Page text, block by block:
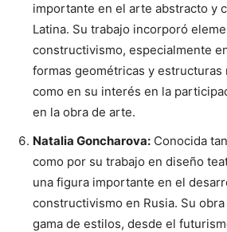
importante en el arte abstracto y
Latina. Su trabajo incorporó
constructivismo, especialmente
formas geométricas y estructuras
como en su interés en la
en la obra de arte.
Natalia Goncharova: Conocida
como por su trabajo en diseño
una figura importante en el
constructivismo en Rusia. Su
gama de estilos, desde el